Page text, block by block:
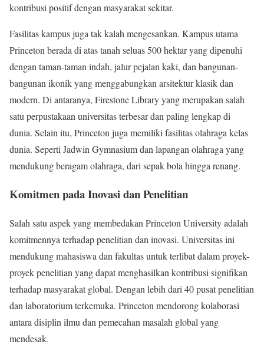
kontribusi positif dengan masyarakat sekitar.
Fasilitas kampus juga tak kalah mengesankan. Kampus utama
Princeton berada di atas tanah seluas 500 hektar yang dipenuhi
dengan taman-taman indah, jalur pejalan kaki, dan bangunan-
bangunan ikonik yang menggabungkan arsitektur klasik dan
modern. Di antaranya, Firestone Library yang merupakan salah
satu perpustakaan universitas terbesar dan paling lengkap di
dunia. Selain itu, Princeton juga memiliki fasilitas olahraga kelas
dunia. Seperti Jadwin Gymnasium dan lapangan olahraga yang
mendukung beragam olahraga, dari sepak bola hingga renang.
Komitmen pada Inovasi dan Penelitian
Salah satu aspek yang membedakan Princeton University adalah
komitmennya terhadap penelitian dan inovasi. Universitas ini
mendukung mahasiswa dan fakultas untuk terlibat dalam proyek-
proyek penelitian yang dapat menghasilkan kontribusi signifikan
terhadap masyarakat global. Dengan lebih dari 40 pusat penelitian
dan laboratorium terkemuka. Princeton mendorong kolaborasi
antara disiplin ilmu dan pemecahan masalah global yang
mendesak.